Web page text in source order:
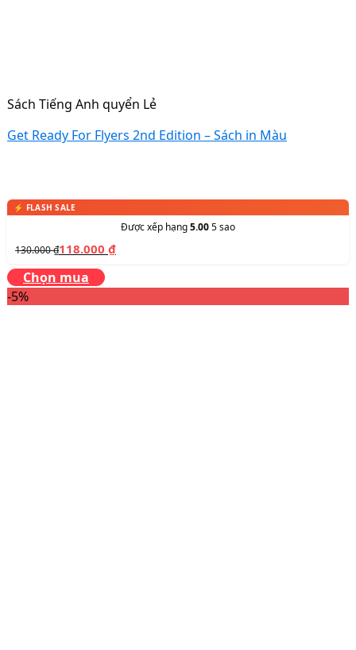
Sách Tiếng Anh quyển Lẻ
Get Ready For Flyers 2nd Edition – Sách in Màu
Được xếp hạng5.005 sao
130.000₫118.000 ₫
Chọn mua
-5%